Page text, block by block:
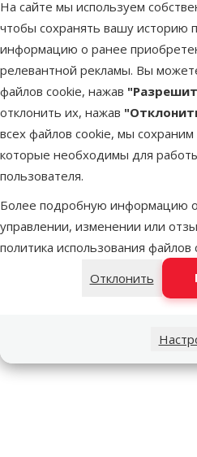
На сайте мы используем
чтобы сохранять вашу историю
информацию о ранее
релевантной рекламы. Вы
файлов cookie, нажав
отклонить их, нажав
всех файлов cookie, мы
которые необходимы для
пользователя.
Более подробную информацию
управлении, изменении или
политика использования файлов
Отклонить
25W
Особые предложения
Mēneša lielā akcija